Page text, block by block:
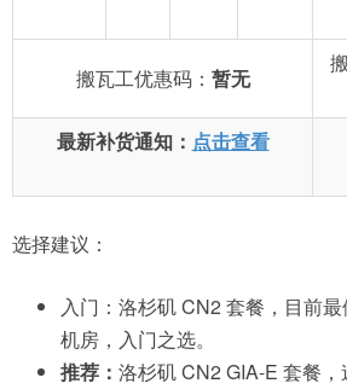
搬瓦工优惠码： 暂无
最新补货通知： 点击查看
选择建议：
入门：洛杉矶 CN2 套餐，目前
机房，入门之选。
推荐： 洛杉矶 CN2 GIA-E 套餐